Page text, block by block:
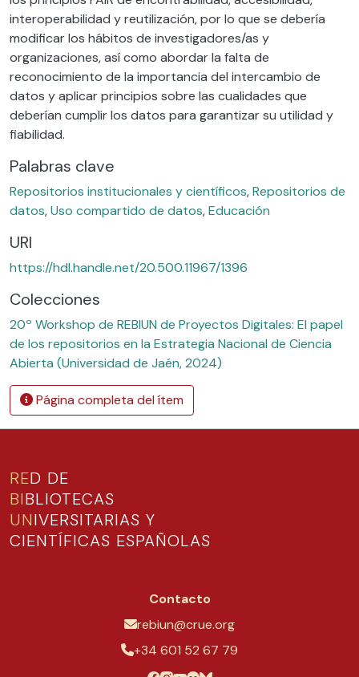
interoperabilidad y reutilización, por lo que se debería
modificar los hábitos de investigadores/as y
organizaciones, así como abordar la falta de
reconocimiento de la importancia del intercambio de
datos y aplicar principios sobre las cualidades que
deberían cumplir los datos para garantizar su utilidad y
fiabilidad.
Palabras clave
Repositorios institucionales y científicos,Repositorios de
datos,Uso compartido de datos,Educación
URI
https://hdl.handle.net/20.500.11967/1396
Colecciones
20º Workshop de REBIUN de Proyectos Digitales: El papel
de los repositorios en la Estrategia Nacional de Ciencia
Abierta (Universidad de Jaén, 2024)
Página completa del ítem
RED DE
BIBLIOTECAS
UNIVERSITARIAS Y
CIENTÍFICAS ESPAÑOLAS
Contacto
rebiun@crue.org
+34 601 52 67 79